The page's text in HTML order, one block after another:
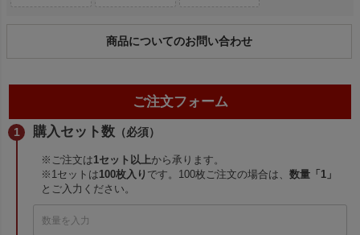
商品についてのお問い合わせ
ご注文フォーム
購入セット数 （必須）
※ご注文は1セット以上から承ります。
※1セットは100枚入り です。100枚ご注文の場合は、数量「1」
とご入力ください。